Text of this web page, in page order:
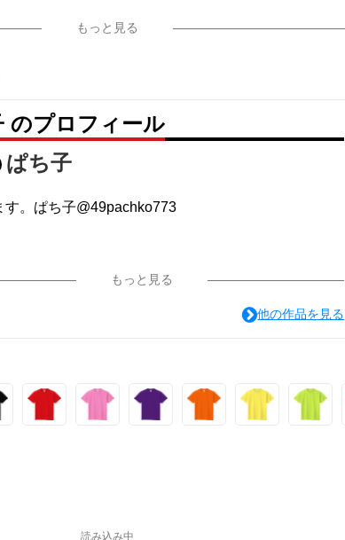
もっと見る
のプロフィール
ぱち子
す。ぱち子@49pachko773
もっと見る
他の作品を見る